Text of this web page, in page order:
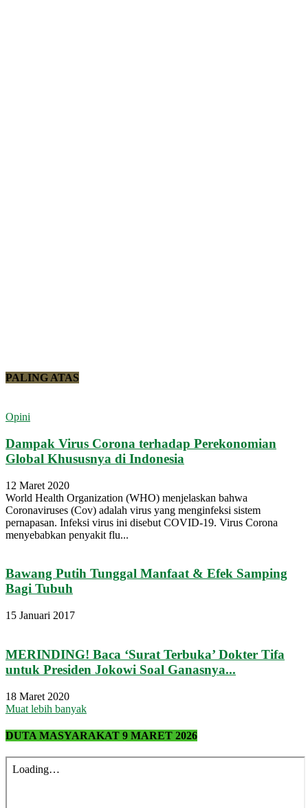
PALING ATAS
Opini
Dampak Virus Corona terhadap Perekonomian
Global Khususnya di Indonesia
12 Maret 2020
World Health Organization (WHO) menjelaskan bahwa
Coronaviruses (Cov) adalah virus yang menginfeksi sistem
pernapasan. Infeksi virus ini disebut COVID-19. Virus Corona
menyebabkan penyakit flu...
Bawang Putih Tunggal Manfaat & Efek Samping
Bagi Tubuh
15 Januari 2017
MERINDING! Baca ‘Surat Terbuka’ Dokter Tifa
untuk Presiden Jokowi Soal Ganasnya...
18 Maret 2020
Muat lebih banyak
DUTA MASYARAKAT 9 MARET 2026